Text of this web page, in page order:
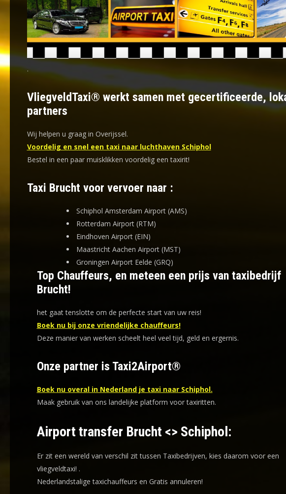
.
VliegveldTaxi® werkt samen met gecertificeerde,
partners
Wij helpen u graag in Overijssel.
Voordelig en snel een taxi naar luchthaven Schiphol
Bestel in een paar muisklikken voordelig een taxirit!
Taxi Brucht voor vervoer naar :
Schiphol Amsterdam Airport (AMS)
Rotterdam Airport (RTM)
Eindhoven Airport (EIN)
Maastricht Aachen Airport (MST)
Groningen Airport Eelde (GRQ)
Top Chauffeurs, en meteen een prijs van taxibedrijf
Brucht!
het gaat tenslotte om de perfecte start van uw reis!
Boek nu bij onze vriendelijke chauffeurs!
Deze manier van werken scheelt heel veel tijd, geld en ergernis.
Onze partner is Taxi2Airport®
Boek nu overal in Nederland je taxi naar Schiphol.
Maak gebruik van ons landelijke platform voor taxiritten.
Airport transfer Brucht <> Schiphol:
Er zit een wereld van verschil zit tussen Taxibedrijven, kies daarom voor een
vliegveldtaxi! .
Nederlandstalige taxichauffeurs en Gratis annuleren!